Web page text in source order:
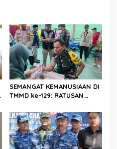
SEMANGAT KEMANUSIAAN DI
TMMD ke-129: RATUSAN
KEBUTUHAAN STOK DARAH